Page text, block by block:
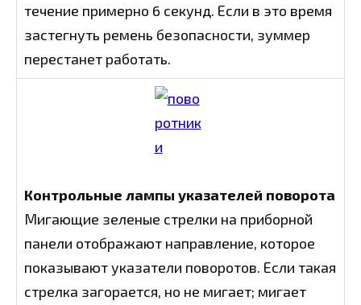
течение примерно 6 секунд. Если в это время
застегнуть ремень безопасности, зуммер
перестанет работать.
Контрольные лампы указателей поворота
Мигающие зеленые стрелки на приборной
панели отображают направление, которое
показывают указатели поворотов. Если такая
стрелка загорается, но не мигает; мигает